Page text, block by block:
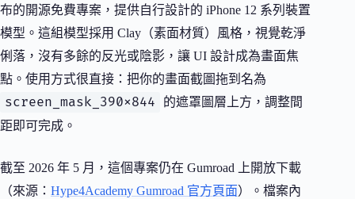
布的開源免費專案，提供自行設計的 iPhone 12 系列裝置
模型。這組模型採用 Clay（素面材質）風格，視覺乾淨
俐落，沒有多餘的反光或陰影，讓 UI 設計成為畫面焦
點。使用方式很直接：把你的畫面截圖拖到名為
screen_mask_390x844
的遮罩圖層上方，調整間
距即可完成。
截至 2026 年 5 月，這個專案仍在 Gumroad 上開放下載
（來源： Hype4Academy Gumroad 官方頁面）。檔案內